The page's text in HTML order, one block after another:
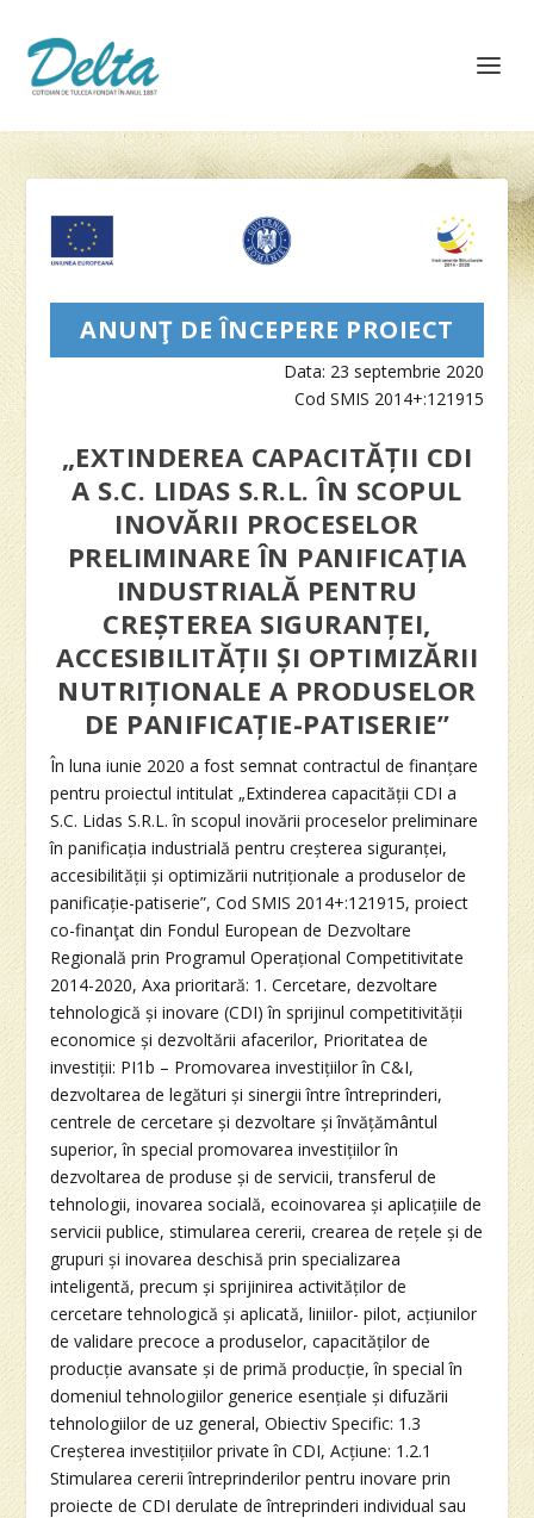
ANUNŢ DE ÎNCEPERE PROIECT
Data: 23 septembrie 2020
Cod SMIS 2014+:121915
„EXTINDEREA CAPACITĂȚII CDI
A S.C. LIDAS S.R.L. ÎN SCOPUL
INOVĂRII PROCESELOR
PRELIMINARE ÎN PANIFICAȚIA
INDUSTRIALĂ PENTRU
CREȘTEREA SIGURANȚEI,
ACCESIBILITĂȚII ȘI OPTIMIZĂRII
NUTRIȚIONALE A PRODUSELOR
DE PANIFICAȚIE-PATISERIE”
În luna iunie 2020 a fost semnat contractul de finanțare
pentru proiectul intitulat „Extinderea capacității CDI a
S.C. Lidas S.R.L. în scopul inovării proceselor preliminare
în panificația industrială pentru creșterea siguranței,
accesibilității și optimizării nutriționale a produselor de
panificație-patiserie”, Cod SMIS 2014+:121915, proiect
co-finanţat din Fondul European de Dezvoltare
Regională prin Programul Operațional Competitivitate
2014-2020, Axa prioritară: 1. Cercetare, dezvoltare
tehnologică și inovare (CDI) în sprijinul competitivității
economice și dezvoltării afacerilor, Prioritatea de
investiții: PI1b – Promovarea investițiilor în C&I,
dezvoltarea de legături și sinergii între întreprinderi,
centrele de cercetare și dezvoltare și învățământul
superior, în special promovarea investițiilor în
dezvoltarea de produse și de servicii, transferul de
tehnologii, inovarea socială, ecoinovarea și aplicațiile de
servicii publice, stimularea cererii, crearea de rețele și de
grupuri și inovarea deschisă prin specializarea
inteligentă, precum și sprijinirea activităților de
cercetare tehnologică și aplicată, liniilor- pilot, acțiunilor
de validare precoce a produselor, capacităților de
producție avansate și de primă producție, în special în
domeniul tehnologiilor generice esențiale și difuzării
tehnologiilor de uz general, Obiectiv Specific: 1.3
Creșterea investițiilor private în CDI, Acțiune: 1.2.1
Stimularea cererii întreprinderilor pentru inovare prin
proiecte de CDI derulate de întreprinderi individual sau